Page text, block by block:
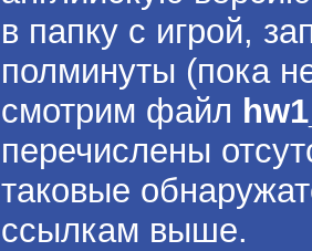
в папку с игрой,
полминуты (пока
смотрим файл
перечислены
таковые
ссылкам выше.